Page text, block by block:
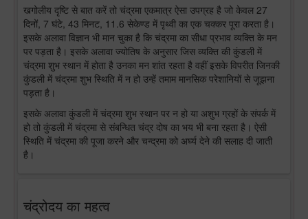
खगोलीय दृष्टि से बात करें तो चंद्रमा एकमात्र ऐसा उपग्रह है जो केवल 27
दिनों, 7 घंटे, 43 मिनट, 11.6 सेकेण्ड में पृथ्वी का एक चक्कर पूरा करता है।
इसके अलावा विज्ञान भी मान चुका है कि चंद्रमा का सीधा प्रभाव व्यक्ति के मन
पर पड़ता है। इसके अलावा ज्योतिष के अनुसार जिस व्यक्ति की कुंडली में
चंद्रमा शुभ स्थान में होता है उनका मन शांत रहता है वहीं इसके विपरीत जिनकी
कुंडली में चंद्रमा शुभ स्थिति में न हो उन्हें तमाम मानसिक परेशानियों से जूझना
पड़ता है।
इसके अलावा कुंडली में चंद्रमा शुभ स्थान पर न हो या अशुभ ग्रहों के संपर्क में
हो तो कुंडली में चंद्रमा से संबन्धित चंद्र दोष का भय भी बना रहता है। ऐसी
स्थिति में चंद्रमा की पूजा करने और चन्द्रमा को अर्घ्य देने की सलाह दी जाती
है।
चंद्रोदय का महत्व